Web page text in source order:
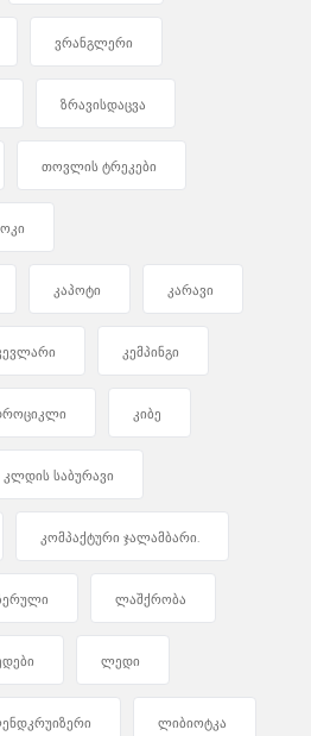
ვრანგლერი
ზრავისდაცვა
თოვლის ტრეკები
კაპოტი კარავი
კემპინგი
კიბე
კლდის საბურავი
კომპაქტური ჯალამბარი.
ლაშქრობა
ლედი
ლიბიოტკა